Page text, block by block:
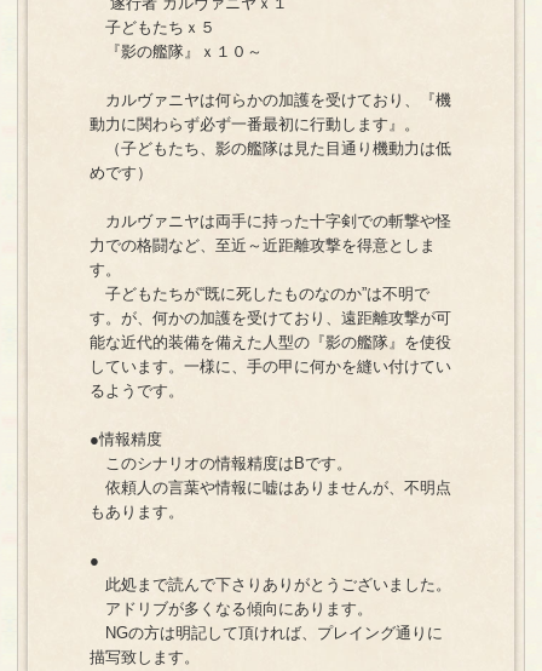
子どもたちｘ５
『影の艦隊』ｘ１０～
カルヴァニヤは何らかの加護を受けており、『機
動力に関わらず必ず一番最初に行動します』。
（子どもたち、影の艦隊は見た目通り機動力は低
めです）
カルヴァニヤは両手に持った十字剣での斬撃や怪
力での格闘など、至近～近距離攻撃を得意としま
す。
子どもたちが“既に死したものなのか”は不明で
す。が、何かの加護を受けており、遠距離攻撃が可
能な近代的装備を備えた人型の『影の艦隊』を使役
しています。一様に、手の甲に何かを縫い付けてい
るようです。
●情報精度
このシナリオの情報精度はBです。
依頼人の言葉や情報に嘘はありませんが、不明点
もあります。
●
此処まで読んで下さりありがとうございました。
アドリブが多くなる傾向にあります。
NGの方は明記して頂ければ、プレイング通りに
描写致します。